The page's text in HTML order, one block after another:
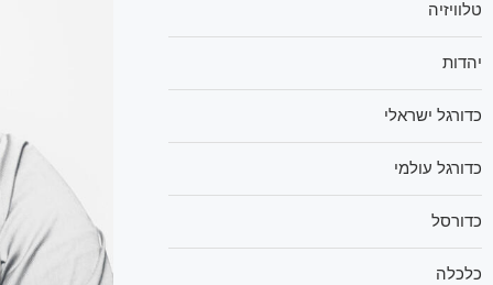
טלוויזיה
יהדות
כדורגל ישראלי
כדורגל עולמי
כדורסל
כלכלה